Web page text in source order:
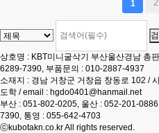
1 2
상호명 : KBT미니굴삭기 부산울산경남 총
6289-7390, 부품문의 : 010-2887-4937
소재지 : 경남 거창군 거창읍 창동로 102 /
도학 / email : hgdo0401@hanmail.net
부산 : 051-802-0205, 울산 : 052-201-
7390, 통영 : 055-642-4703
ⓒkubotakn.co.kr All rights reserved.